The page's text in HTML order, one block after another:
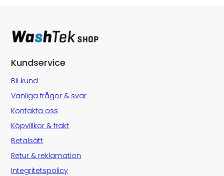
Kundservice
Bli kund
Vanliga frågor & svar
Kontakta oss
Köpvillkor & frakt
Betalsätt
Retur & reklamation
Integritetspolicy